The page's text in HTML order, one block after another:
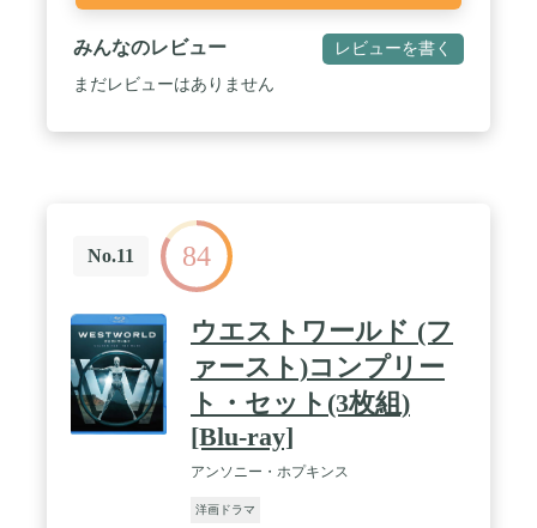
みんなのレビュー レビューを書く
まだレビューはありません
No.11 84
ウエストワールド (フ
ァースト)コンプリー
ト・セット(3枚組)
[Blu-ray]
アンソニー・ホプキンス
洋画ドラマ